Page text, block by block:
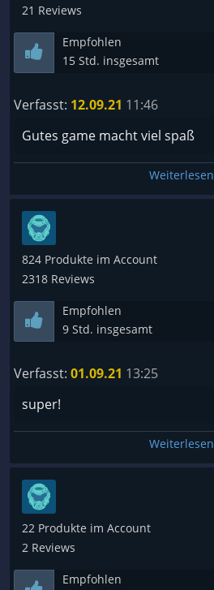
21 Reviews
Empfohlen
15 Std. insgesamt
Verfasst: 12.09.21 11:46
Gutes game macht viel spaß
Weiterlesen
824 Produkte im Account
2318 Reviews
Empfohlen
9 Std. insgesamt
Verfasst: 01.09.21 13:25
super!
Weiterlesen
22 Produkte im Account
2 Reviews
Empfohlen